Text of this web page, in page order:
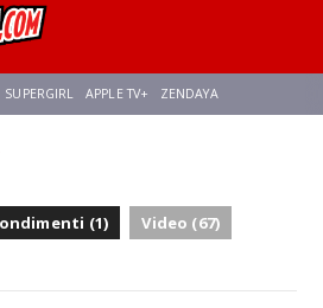
SUPERGIRL APPLE TV+ ZENDAYA
DOOMSDAY
(1) Video (67)